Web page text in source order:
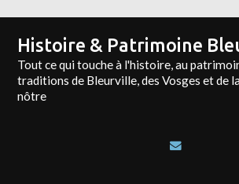
Histoire & Patrimoine
Tout ce qui touche à l'histoire, au
traditions de Bleurville, des Vosges et de
nôtre